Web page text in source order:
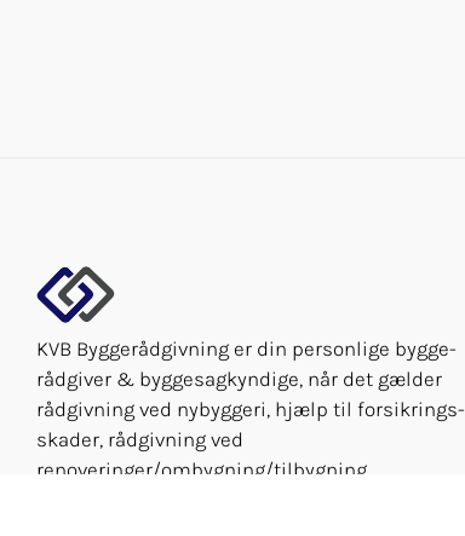
KVB Byggerådgivning er din personlige bygge­
rådgiver & bygge­sagkyndige, når det gælder
rådgivning ved nybyggeri, hjælp til forsikrings­
skader, rådgivning ved
renoveringer/ombygning/tilbygning.